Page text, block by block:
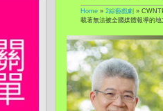
Home » 2綜藝戲劇 »
載著無法被全國媒體報導的